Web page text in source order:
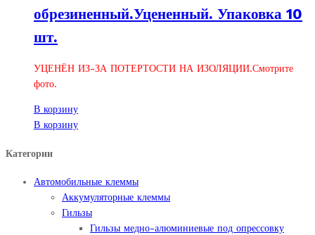
обрезиненный.Уцененный. Упаковка 10
шт.
УЦЕНЁН ИЗ-ЗА ПОТЕРТОСТИ НА ИЗОЛЯЦИИ.Смотрите
фото.
В корзину
В корзину
Категории
Автомобильные клеммы
Аккумуляторные клеммы
Гильзы
Гильзы медно-алюминиевые под опрессовку